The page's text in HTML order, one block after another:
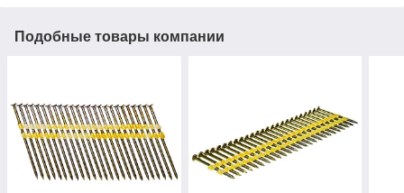
Подобные товары компании